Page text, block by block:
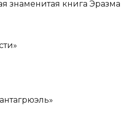
знаменитая книга Эразма